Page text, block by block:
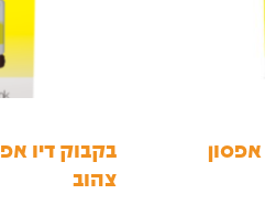
מקורי אפסון
צהוב